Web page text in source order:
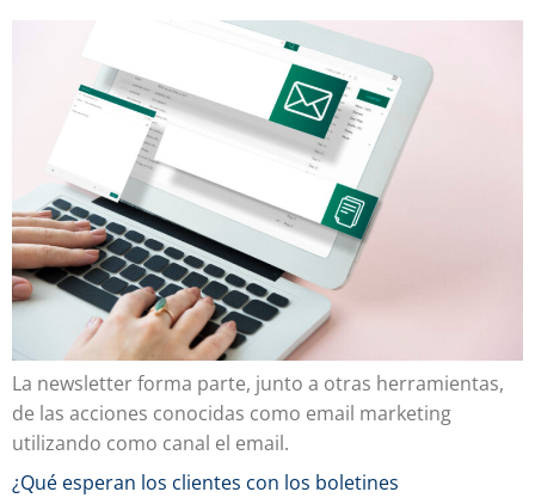
La newsletter forma parte, junto a otras herramientas,
de las acciones conocidas como email marketing
utilizando como canal el email.
¿Qué esperan los clientes con los boletines